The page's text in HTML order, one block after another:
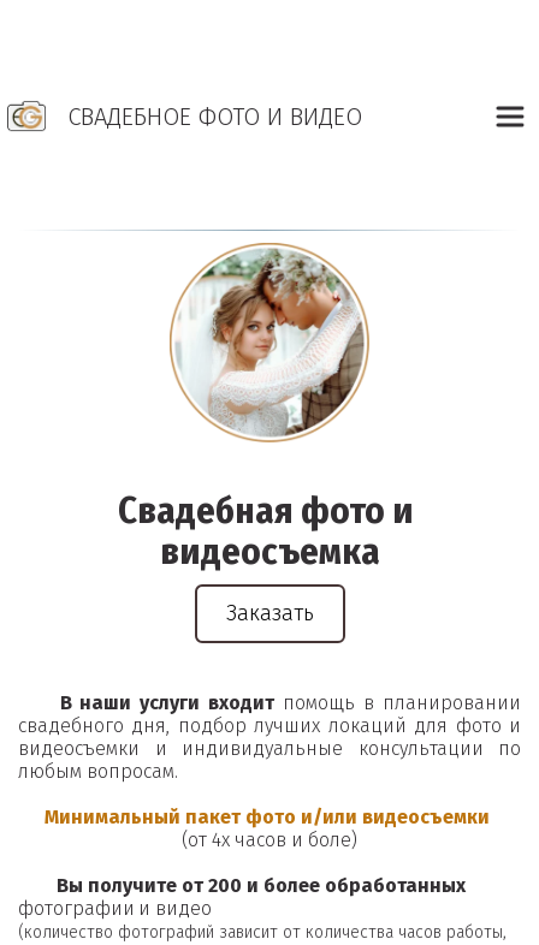
СВАДЕБНОЕ ФОТО И ВИДЕО
Свадебная фото и
видеосъемка
Заказать
В наши услуги входитпомощь в планировании
свадебного дня, подбор лучших локаций для фото и
видеосъемки и индивидуальные консультации по
любым вопросам.
Минимальный пакет фото и/или видеосъемки
(от 4х часов и боле)
        Вы получите от 200 и более обработанных
фотографии и видео
(количество фотографий зависит от количества часов работы,